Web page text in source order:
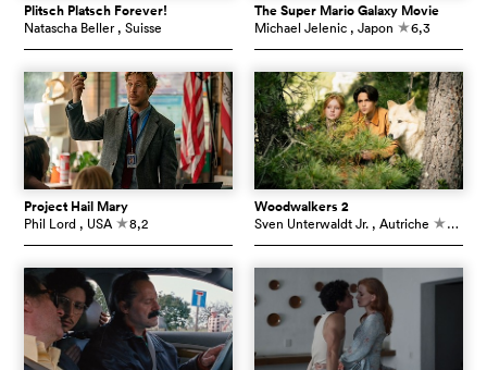
Plitsch Platsch Forever!
Natascha Beller , Suisse
The Super Mario Galaxy Movie
Michael Jelenic , Japon c6,3
Project Hail Mary
Phil Lord , USA c8,2
Woodwalkers 2
Sven Unterwaldt Jr. , Autriche c5,4